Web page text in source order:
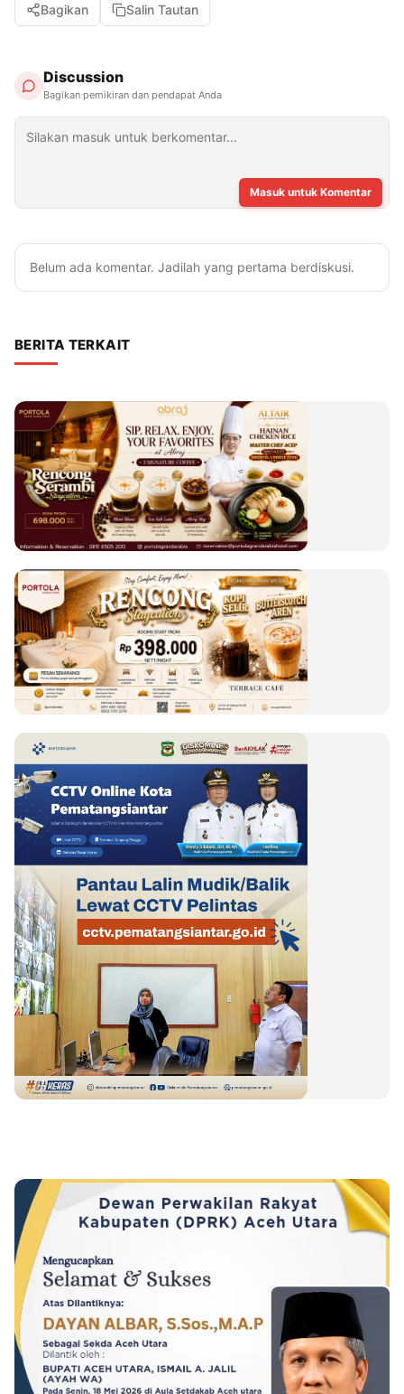
Bagikan Salin Tautan
Discussion
Bagikan pemikiran dan pendapat Anda
Masuk untuk Komentar
Belum ada komentar. Jadilah yang pertama berdiskusi.
BERITA TERKAIT